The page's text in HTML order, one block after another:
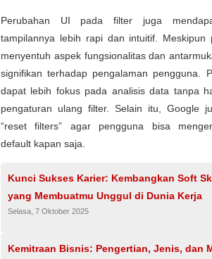
Perubahan UI pada filter juga
tampilannya lebih rapi dan intuitif. Meskipun
menyentuh aspek fungsionalitas dan
signifikan terhadap pengalaman pengguna.
dapat lebih fokus pada analisis data tanpa
pengaturan ulang filter. Selain itu, Google
“reset filters” agar pengguna bisa
default kapan saja.
Kunci Sukses Karier: Kembangkan Soft
yang Membuatmu Unggul di Dunia Kerja
Selasa, 7 Oktober 2025
Kemitraan Bisnis: Pengertian, Jenis, dan